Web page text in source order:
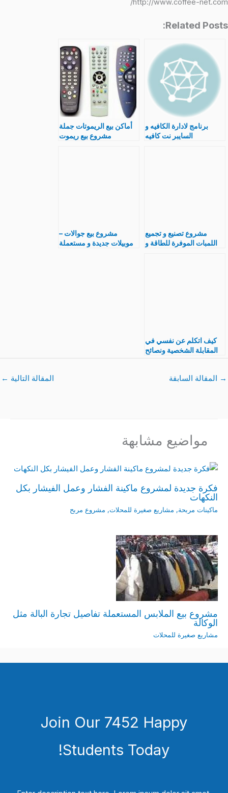
http://www.coffee-net.com/
Related Posts:
برنامج لادارة الكافيه و
السايبر نت كافيه
أماكن بيع الريموتات جملة
مشروع بيع ريموت
مشروع تصنيع و تجميع
اللمبات الموفرة للطاقة و
مشروع بيع جوالات –
موبيلات جديدة و مستعملة
كيف اتكلم عن نفسي في
المقابلة الشخصية ونصائح
هامة لتجنب الأخطاء
→ المقالة السابقة المقالة التالية ←
مواضيع مشابهة
فكرة جديدة لمشروع ماكينة الفشار وعمل الفيشار بكل
النكهات
ماكينات مربحة, مشاريع صغيرة للمحلات, مشروع مربح
مشروع بيع الملابس المستعملة تفاصيل تجارة البالة مثل
الوكالة
مشاريع صغيرة للمحلات
Join Our 7452 Happy
Students​ Today!